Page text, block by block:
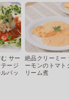
サー
ージ
パッ
絶品クリーミー
ーモンのトマト
リーム煮